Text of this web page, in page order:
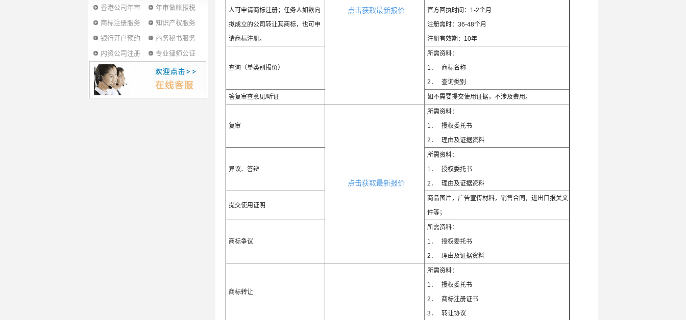
香港公司年审
年审做账报税
商标注册服务
知识产权服务
银行开户预约
商务秘书服务
内资公司注册
专业律师公证
人可申请商标注册；任务人如欲向
拟成立的公司转让其商标，也可申
请商标注册。
点击获取最新报价
官方回执时间：1-2个月
注册需时：36-48个月
注册有效期：10年
查询（单类别报价）
所需资料：
1． 商标名称
2． 查询类别
答复审查意见/听证 如不需要提交使用证据，不涉及费用。
复审
点击获取最新报价
所需资料：
1． 授权委托书
2． 理由及证据资料
异议、答辩
所需资料：
1． 授权委托书
2． 理由及证据资料
提交使用证明
商品图片，广告宣传材料，销售合同，进出口报关文
件等；
商标争议
所需资料：
1． 授权委托书
2． 理由及证据资料
商标转让
所需资料：
1． 授权委托书
2． 商标注册证书
3． 转让协议